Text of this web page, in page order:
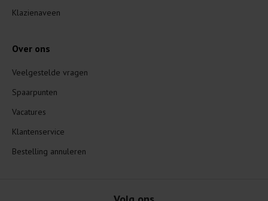
Klazienaveen
Over ons
Veelgestelde vragen
Spaarpunten
Vacatures
Klantenservice
Bestelling annuleren